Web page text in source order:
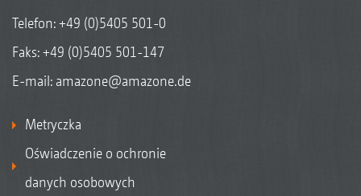
Telefon:+49 (0)5405 501-0
Faks: +49 (0)5405 501-147
E-mail: amazone@amazone.de
Metryczka
Oświadczenie o ochronie
danych osobowych